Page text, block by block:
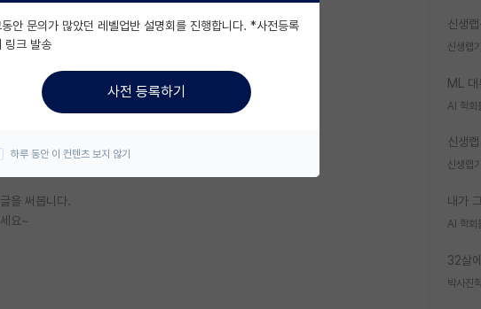
내가
32살
서,
을 써봅니다.
요~
동안 문의가 많았던 레벨업반 설명회를 진행합니다. *사전등록
링크 발송
사전 등록하기
하루 동안 이 컨텐츠 보지 않기